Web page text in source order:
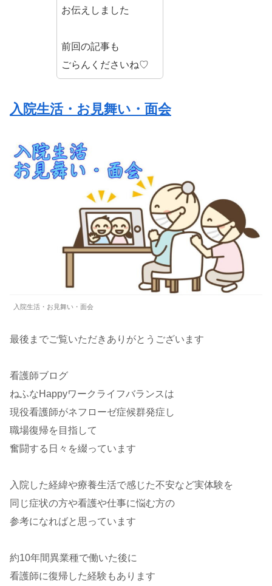
お伝えしました
前回の記事も
ごらんくださいね♡
入院生活・お見舞い・面会
入院生活・お見舞い・面会
最後までご覧いただきありがとうございます
看護師ブログ
ねふなHappyワークライフバランスは
現役看護師がネフローゼ症候群発症し
職場復帰を目指して
奮闘する日々を綴っています
入院した経緯や療養生活で感じた不安など実体験を
同じ症状の方や看護や仕事に悩む方の
参考になればと思っています
約10年間異業種で働いた後に
看護師に復帰した経験もあります